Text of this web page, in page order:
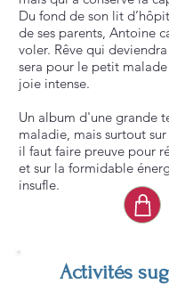
Du fond de son lit
de ses parents, Antoine
voler. Rêve qui
sera pour le petit
joie intense.
Un album d'une grande
maladie, mais surtout
il faut faire preuve pour
et sur la formidable
insufle.
Activités